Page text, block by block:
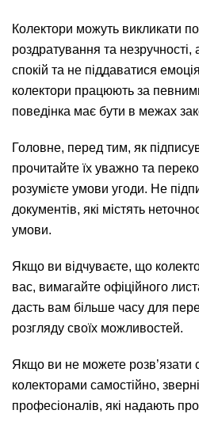
Колектори можуть викликати
роздратування та незручності,
спокій та не піддаватися
колектори працюють за
поведінка має бути в межах
Головне, перед тим, як
прочитайте їх уважно та
розумієте умови угоди. Не
документів, які містять
умови.
Якщо ви відчуваєте, що
вас, вимагайте офіційного
дасть вам більше часу для
розгляду своїх можливостей.
Якщо ви не можете розв’язати
колекторами самостійно,
професіоналів, які надають